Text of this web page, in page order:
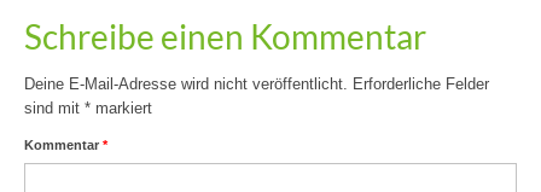
Schreibe einen Kommentar
Deine E-Mail-Adresse wird nicht veröffentlicht. Erforderliche Felder
sind mit * markiert
Kommentar *